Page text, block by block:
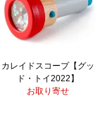
カレイドスコープ【グッ
ド・トイ2022】
お取り寄せ